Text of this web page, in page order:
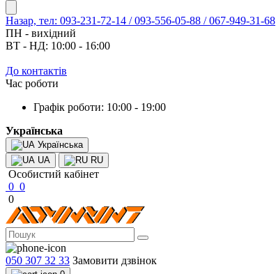
Назар, тел: 093-231-72-14 / 093-556-05-88 / 067-949-31-68
ПН - вихідний
ВТ - НД: 10:00 - 16:00
До контактів
Час роботи
Графік роботи: 10:00 - 19:00
Українська
Українська
UA
RU
Особистий кабінет
0 0
0
050 307 32 33 Замовити дзвінок